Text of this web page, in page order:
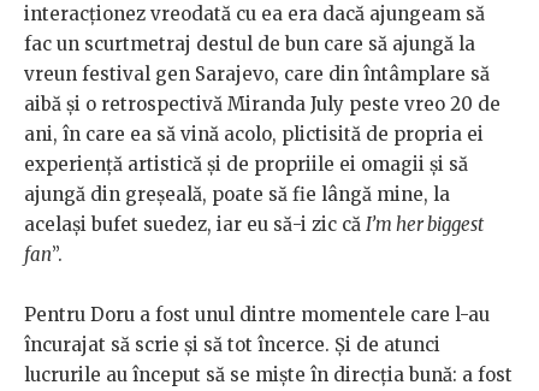
interacționez vreodată cu ea era dacă ajungeam să
fac un scurtmetraj destul de bun care să ajungă la
vreun festival gen Sarajevo, care din întâmplare să
aibă și o retrospectivă Miranda July peste vreo 20 de
ani, în care ea să vină acolo, plictisită de propria ei
experiență artistică și de propriile ei omagii și să
ajungă din greșeală, poate să fie lângă mine, la
același bufet suedez, iar eu să-i zic că I’m her biggest
fan”.
Pentru Doru a fost unul dintre momentele care l-au
încurajat să scrie și să tot încerce. Și de atunci
lucrurile au început să se miște în direcția bună: a fost